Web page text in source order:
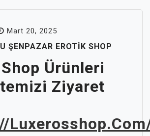
Mart 20, 2025
ŞENPAZAR EROTIK SHOP
Ürünleri
Ziyaret